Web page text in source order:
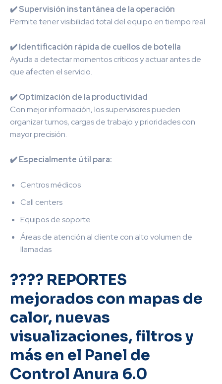
✔️ Supervisión instantánea de la operación
Permite tener visibilidad total del equipo en tiempo real.
✔️ Identificación rápida de cuellos de botella
Ayuda a detectar momentos críticos y actuar antes de
que afecten el servicio.
✔️ Optimización de la productividad
Con mejor información, los supervisores pueden
organizar turnos, cargas de trabajo y prioridades con
mayor precisión.
✔️ Especialmente útil para:
Centros médicos
Call centers
Equipos de soporte
Áreas de atención al cliente con alto volumen de
llamadas
???? REPORTES
mejorados con mapas de
calor, nuevas
visualizaciones, filtros y
más en el Panel de
Control Anura 6.0